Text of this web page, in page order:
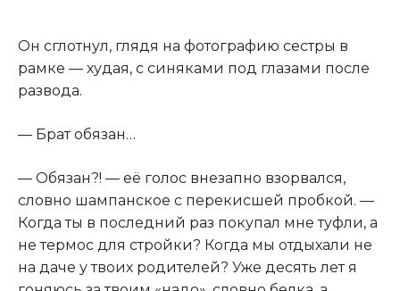
Он сглотнул, глядя на фотографию сестры в
рамке — худая, с синяками под глазами после
развода.
— Брат обязан…
— Обязан?! — её голос внезапно взорвался,
словно шампанское с перекисшей пробкой. —
Когда ты в последний раз покупал мне туфли, а
не термос для стройки? Когда мы отдыхали не
на даче у твоих родителей? Уже десять лет я